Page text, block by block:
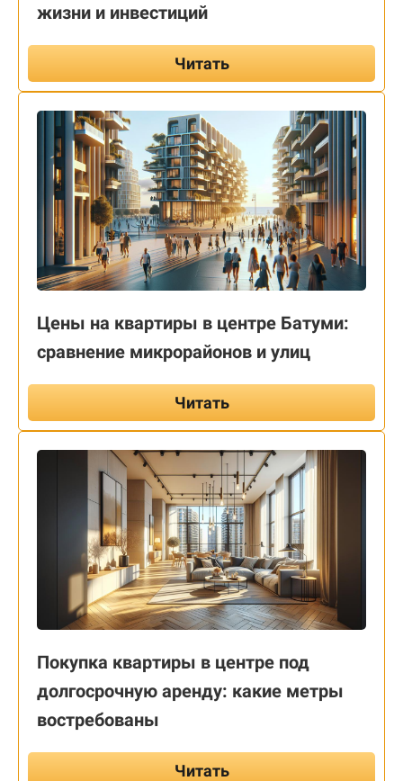
жизни и инвестиций
Читать
Цены на квартиры в центре Батуми:
сравнение микрорайонов и улиц
Читать
Покупка квартиры в центре под
долгосрочную аренду: какие метры
востребованы
Читать